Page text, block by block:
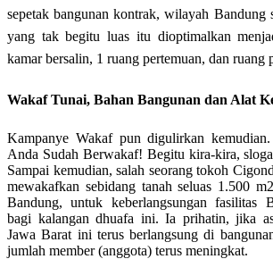
sepetak bangunan kontrak, wilayah Bandung
yang tak begitu luas itu dioptimalkan
kamar bersalin, 1 ruang pertemuan, dan ruang
Wakaf Tunai, Bahan Bangunan dan Alat
Kampanye Wakaf pun digulirkan
Anda Sudah Berwakaf! Begitu kira-kira,
Sampai kemudian, salah seorang tokoh
mewakafkan sebidang tanah seluas 1.500
Bandung, untuk keberlangsungan fasilitas
bagi kalangan dhuafa ini. Ia prihatin, jika
Jawa Barat ini terus berlangsung di
jumlah member (anggota) terus meningkat.